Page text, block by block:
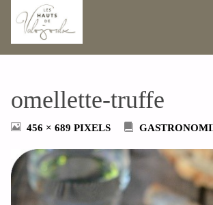
omellette-truffe
FULL456 × 689PIXELS